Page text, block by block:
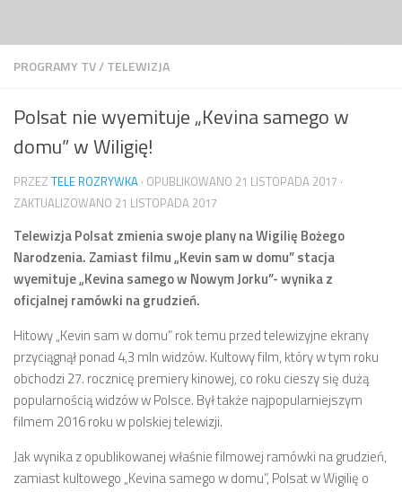
PROGRAMY TV/TELEWIZJA
Polsat nie wyemituje „Kevina samego w
domu” w Wiligię!
PRZEZ TELE ROZRYWKA · OPUBLIKOWANO 21 LISTOPADA 2017 ·
ZAKTUALIZOWANO 21 LISTOPADA 2017
Telewizja Polsat zmienia swoje plany na Wigilię Bożego
Narodzenia. Zamiast filmu „Kevin sam w domu” stacja
wyemituje „Kevina samego w Nowym Jorku”- wynika z
oficjalnej ramówki na grudzień.
Hitowy „Kevin sam w domu” rok temu przed telewizyjne ekrany
przyciągnął ponad 4,3 mln widzów. Kultowy film, który w tym roku
obchodzi 27. rocznicę premiery kinowej, co roku cieszy się dużą
popularnością widzów w Polsce. Był także najpopularniejszym
filmem 2016 roku w polskiej telewizji.
Jak wynika z opublikowanej właśnie filmowej ramówki na grudzień,
zamiast kultowego „Kevina samego w domu”, Polsat w Wigilię o